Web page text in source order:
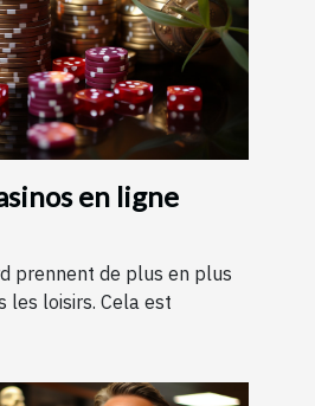
en ligne
prennent de plus en plus
les loisirs. Cela est